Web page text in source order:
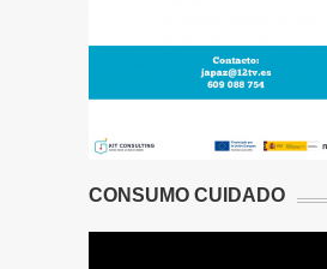
CONSUMO CUIDADO